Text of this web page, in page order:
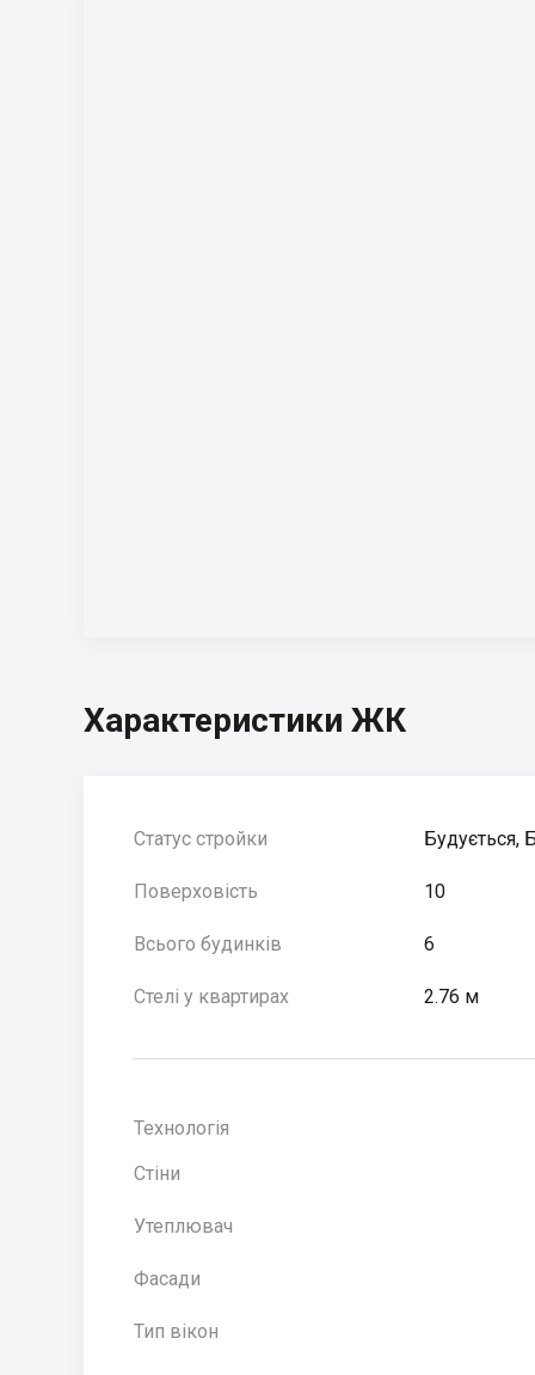
Характеристики ЖК
Статус стройки Будується,
Поверховість 10
Всього будинків 6
Стелі у квартирах 2.76 м
Технологія
Стіни
Утеплювач
Фасади
Тип вікон